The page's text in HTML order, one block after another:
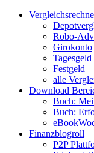
Zum
Facebook
Twitter
Instagram
Pinterest
YouTube
Robo-
Girokonto
Tagesgeld
Festgeld
alle
Download
Buch:
Buch:
Finanzblogroll
P2P